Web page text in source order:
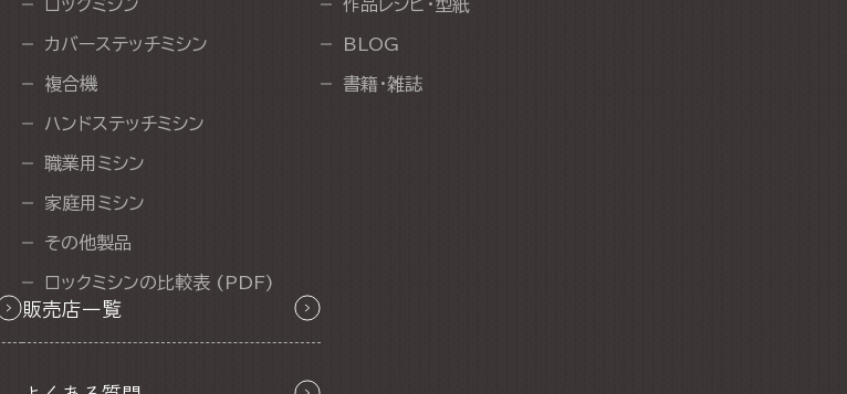
ロックミシン
カバーステッチミシン
複合機
ハンドステッチミシン
職業用ミシン
家庭用ミシン
その他製品
ロックミシンの比較表 (PDF)
作品レシピ・型紙
BLOG
書籍・雑誌
販売店一覧